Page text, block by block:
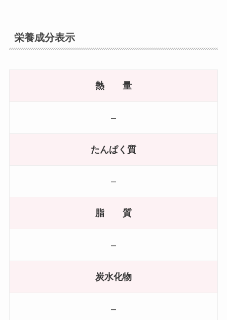
栄養成分表示
熱 量
–
たんぱく質
–
脂 質
–
炭水化物
–